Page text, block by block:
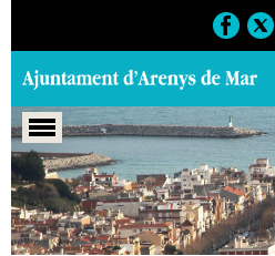
Portada > Agenda > 18-07-
2024 > Marcs > Culturals > 2024